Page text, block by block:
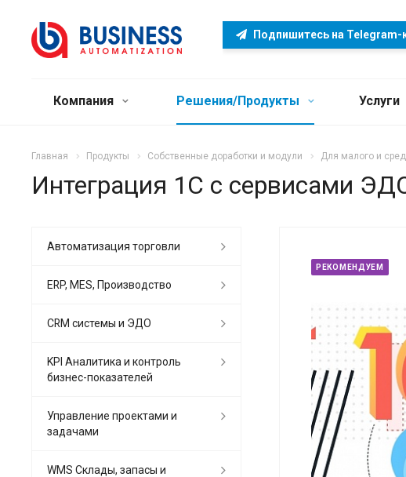
Подпишитесь на Telegram-
Компания Решения/Продукты Услуги
Главная Продукты Собственные доработки и модули Для малого и
Интеграция 1С с сервисами
РЕКОМЕНДУЕМ
Автоматизация торговли
ERP, MES, Производство
CRM системы и ЭДО
KPI Аналитика и контроль
бизнес-показателей
Управление проектами и
задачами
WMS Склады, запасы и